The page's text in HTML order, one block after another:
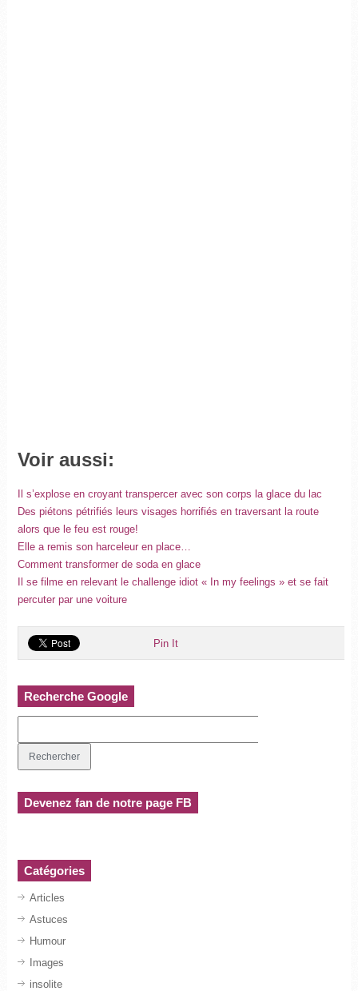
Voir aussi:
Il s’explose en croyant transpercer avec son corps la glace du lac
Des piétons pétrifiés leurs visages horrifiés en traversant la route
alors que le feu est rouge!
Elle a remis son harceleur en place…
Comment transformer de soda en glace
Il se filme en relevant le challenge idiot « In my feelings » et se fait
percuter par une voiture
Pin It
Recherche Google
Devenez fan de notre page FB
Catégories
Articles
Astuces
Humour
Images
insolite